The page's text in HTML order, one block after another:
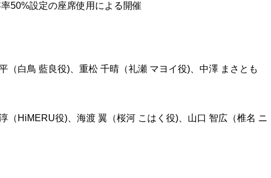
50%設定の座席使用による開催
（白鳥 藍良役)、重松 千晴（礼瀬 マヨイ役)、中澤 まさとも
（HiMERU役)、海渡 翼（桜河 こはく役)、山口 智広（椎名 ニ